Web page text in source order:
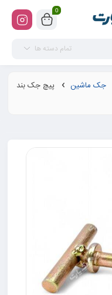
0
تمام دسته ها
جک ماشین
پیچ جک بند